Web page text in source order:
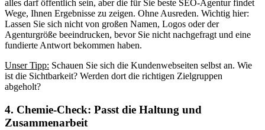
alles darf öffentlich sein, aber die für Sie beste SEO-Agentur findet
Wege, Ihnen Ergebnisse zu zeigen. Ohne Ausreden. Wichtig hier:
Lassen Sie sich nicht von großen Namen, Logos oder der
Agenturgröße beeindrucken, bevor Sie nicht nachgefragt und eine
fundierte Antwort bekommen haben.
Unser Tipp: Schauen Sie sich die Kundenwebseiten selbst an. Wie
ist die Sichtbarkeit? Werden dort die richtigen Zielgruppen
abgeholt?
4. Chemie-Check: Passt die Haltung und
Zusammenarbeit